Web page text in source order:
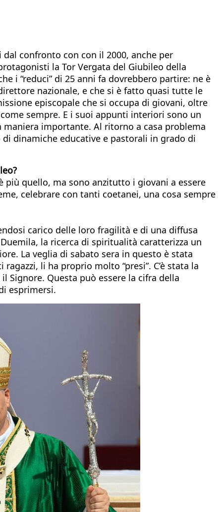
confronto con con il 2000, anche per
la Tor Vergata del Giubileo della
i “reduci” di 25 anni fa dovrebbero partire: ne è
nazionale, e che si è fatto quasi tutte le
episcopale che si occupa di giovani, oltre
sempre. E i suoi appunti interiori sono un
importante. Al ritorno a casa problema
dinamiche educative e pastorali in grado di
quello, ma sono anzitutto i giovani a essere
celebrare con tanti coetanei, una cosa sempre
carico delle loro fragilità e di una diffusa
la ricerca di spiritualità caratterizza un
La veglia di sabato sera in questo è stata
li ha proprio molto “presi”. C’è stata la
Signore. Questa può essere la cifra della
esprimersi.